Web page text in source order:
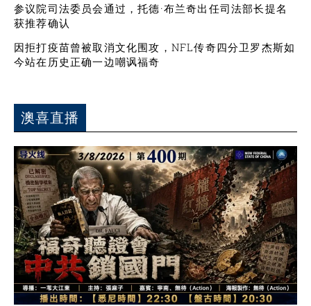
参议院司法委员会通过，托德·布兰奇出任司法部长提名
获推荐确认
因拒打疫苗曾被取消文化围攻，NFL传奇四分卫罗杰斯如
今站在历史正确一边嘲讽福奇
澳喜直播